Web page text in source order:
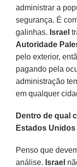
administrar a
segurança. É
galinhas. Israel
Autoridade
pelo exterior,
pagando pela
administração
em qualquer
Dentro de qual
Estados
Penso que
análise. Israel